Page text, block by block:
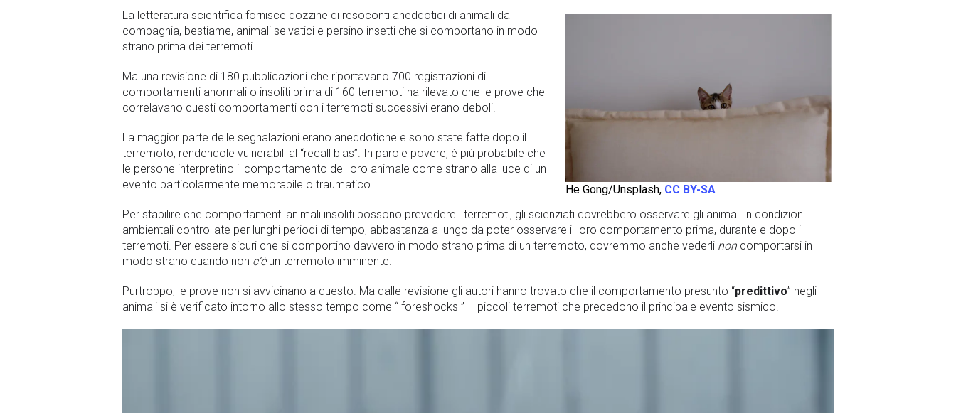
He Gong/Unsplash, CC BY-SA
La letteratura scientifica fornisce dozzine di resoconti aneddotici di animali da
compagnia, bestiame, animali selvatici e persino insetti che si comportano in modo
strano prima dei terremoti.
Ma una revisione di 180 pubblicazioni che riportavano 700 registrazioni di
comportamenti anormali o insoliti prima di 160 terremoti ha rilevato che le prove che
correlavano questi comportamenti con i terremoti successivi erano deboli.
La maggior parte delle segnalazioni erano aneddotiche e sono state fatte dopo il
terremoto, rendendole vulnerabili al “recall bias”. In parole povere, è più probabile che
le persone interpretino il comportamento del loro animale come strano alla luce di un
evento particolarmente memorabile o traumatico.
Per stabilire che comportamenti animali insoliti possono prevedere i terremoti, gli scienziati dovrebbero osservare gli animali in condizioni
ambientali controllate per lunghi periodi di tempo, abbastanza a lungo da poter osservare il loro comportamento prima, durante e dopo i
terremoti. Per essere sicuri che si comportino davvero in modo strano prima di un terremoto, dovremmo anche vederli noncomportarsi in
modo strano quando non c’èun terremoto imminente.
Purtroppo, le prove non si avvicinano a questo. Ma dalle revisione gli autori hanno trovato che il comportamento presunto “predittivo” negli
animali si è verificato intorno allo stesso tempo come “ foreshocks ” – piccoli terremoti che precedono il principale evento sismico.